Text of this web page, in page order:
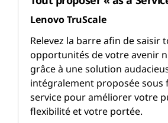
Lenovo TruScale
Relevez la barre afin de saisir
opportunités de votre avenir
grâce à une solution
intégralement proposée sous
service pour améliorer votre
flexibilité et votre portée.